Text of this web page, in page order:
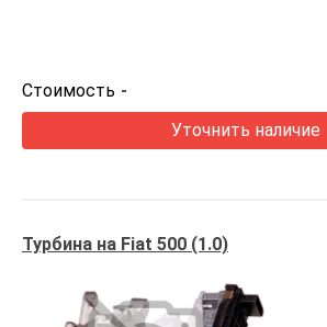
Стоимость -
Уточнить наличие
Турбина на Fiat 500 (1.0)